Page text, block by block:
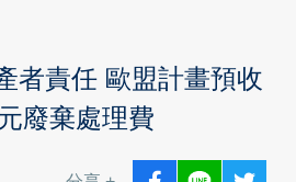
者責任 歐盟計畫預收
廢棄處理費